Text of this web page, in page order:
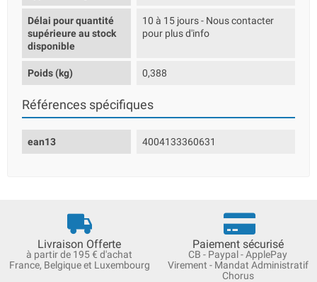
Délai pour quantité
supérieure au stock
disponible
10 à 15 jours - Nous contacter
pour plus d'info
Poids (kg) 0,388
Références spécifiques
ean13 4004133360631
Livraison Offerte
à partir de 195 € d'achat
France, Belgique et Luxembourg
Paiement sécurisé
CB - Paypal - ApplePay
Virement - Mandat Administratif
Chorus